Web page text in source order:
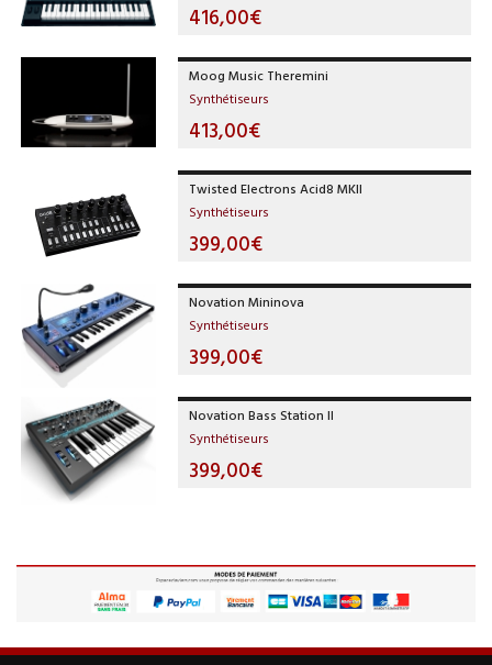
416,00€
Moog Music Theremini
Synthétiseurs
413,00€
Twisted Electrons Acid8 MKII
Synthétiseurs
399,00€
Novation Mininova
Synthétiseurs
399,00€
Novation Bass Station II
Synthétiseurs
399,00€